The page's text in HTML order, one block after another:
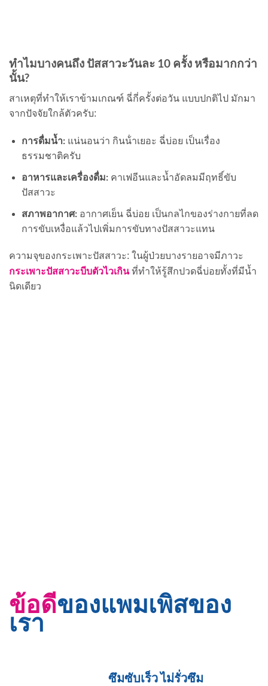
ทำไมบางคนถึง ปัสสาวะวันละ 10 ครั้ง หรือมากกว่า
นั้น?
สาเหตุที่ทำให้เราข้ามเกณฑ์ ฉี่กี่ครั้งต่อวัน แบบปกติไป มักมา
จากปัจจัยใกล้ตัวครับ:
การดื่มน้ำ:แน่นอนว่า กินน้ําเยอะ ฉี่บ่อย เป็นเรื่อง
ธรรมชาติครับ
อาหารและเครื่องดื่ม:คาเฟอีนและน้ำอัดลมมีฤทธิ์ขับ
ปัสสาวะ
สภาพอากาศ:อากาศเย็น ฉี่บ่อย เป็นกลไกของร่างกายที่ลด
การขับเหงื่อแล้วไปเพิ่มการขับทางปัสสาวะแทน
ความจุของกระเพาะปัสสาวะ: ในผู้ป่วยบางรายอาจมีภาวะ
กระเพาะปัสสาวะบีบตัวไวเกินที่ทำให้รู้สึกปวดฉี่บ่อยทั้งที่มีน้ำ
นิดเดียว
ข้อดีของแพมเพิสของ
เรา
ซึมซับเร็ว ไม่รั่วซึม